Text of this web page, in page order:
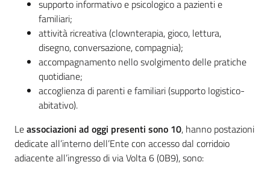
supporto informativo e psicologico a pazienti e
familiari;
attività ricreativa (clownterapia, gioco, lettura,
disegno, conversazione, compagnia);
accompagnamento nello svolgimento delle pratiche
quotidiane;
accoglienza di parenti e familiari (supporto logistico-
abitativo).
Leassociazioni ad oggi presenti sono 10, hanno postazioni
dedicate all’interno dell’Ente con accesso dal corridoio
adiacente all’ingresso di via Volta 6 (0B9), sono: